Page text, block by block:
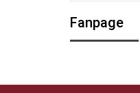
Fanpage